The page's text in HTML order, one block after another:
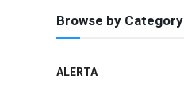
Browse by Category
ALERTA